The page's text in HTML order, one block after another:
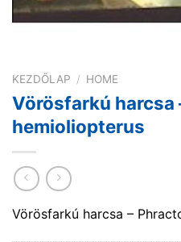
KEZDŐLAP / HOME
Vörösfarkú harcsa
hemioliopterus
Vörösfarkú harcsa –